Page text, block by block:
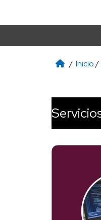
/ Inicio/